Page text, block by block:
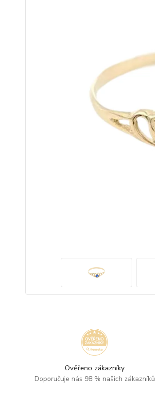
Ověřeno zákazníky
Doporučuje nás 98 % našich zákazníků